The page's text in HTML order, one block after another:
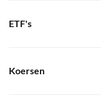
ETF's
Koersen